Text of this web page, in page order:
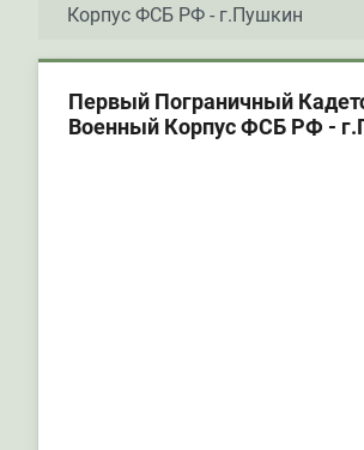
Корпус ФСБ РФ - г.Пушкин
Первый Пограничный
Военный Корпус ФСБ РФ -